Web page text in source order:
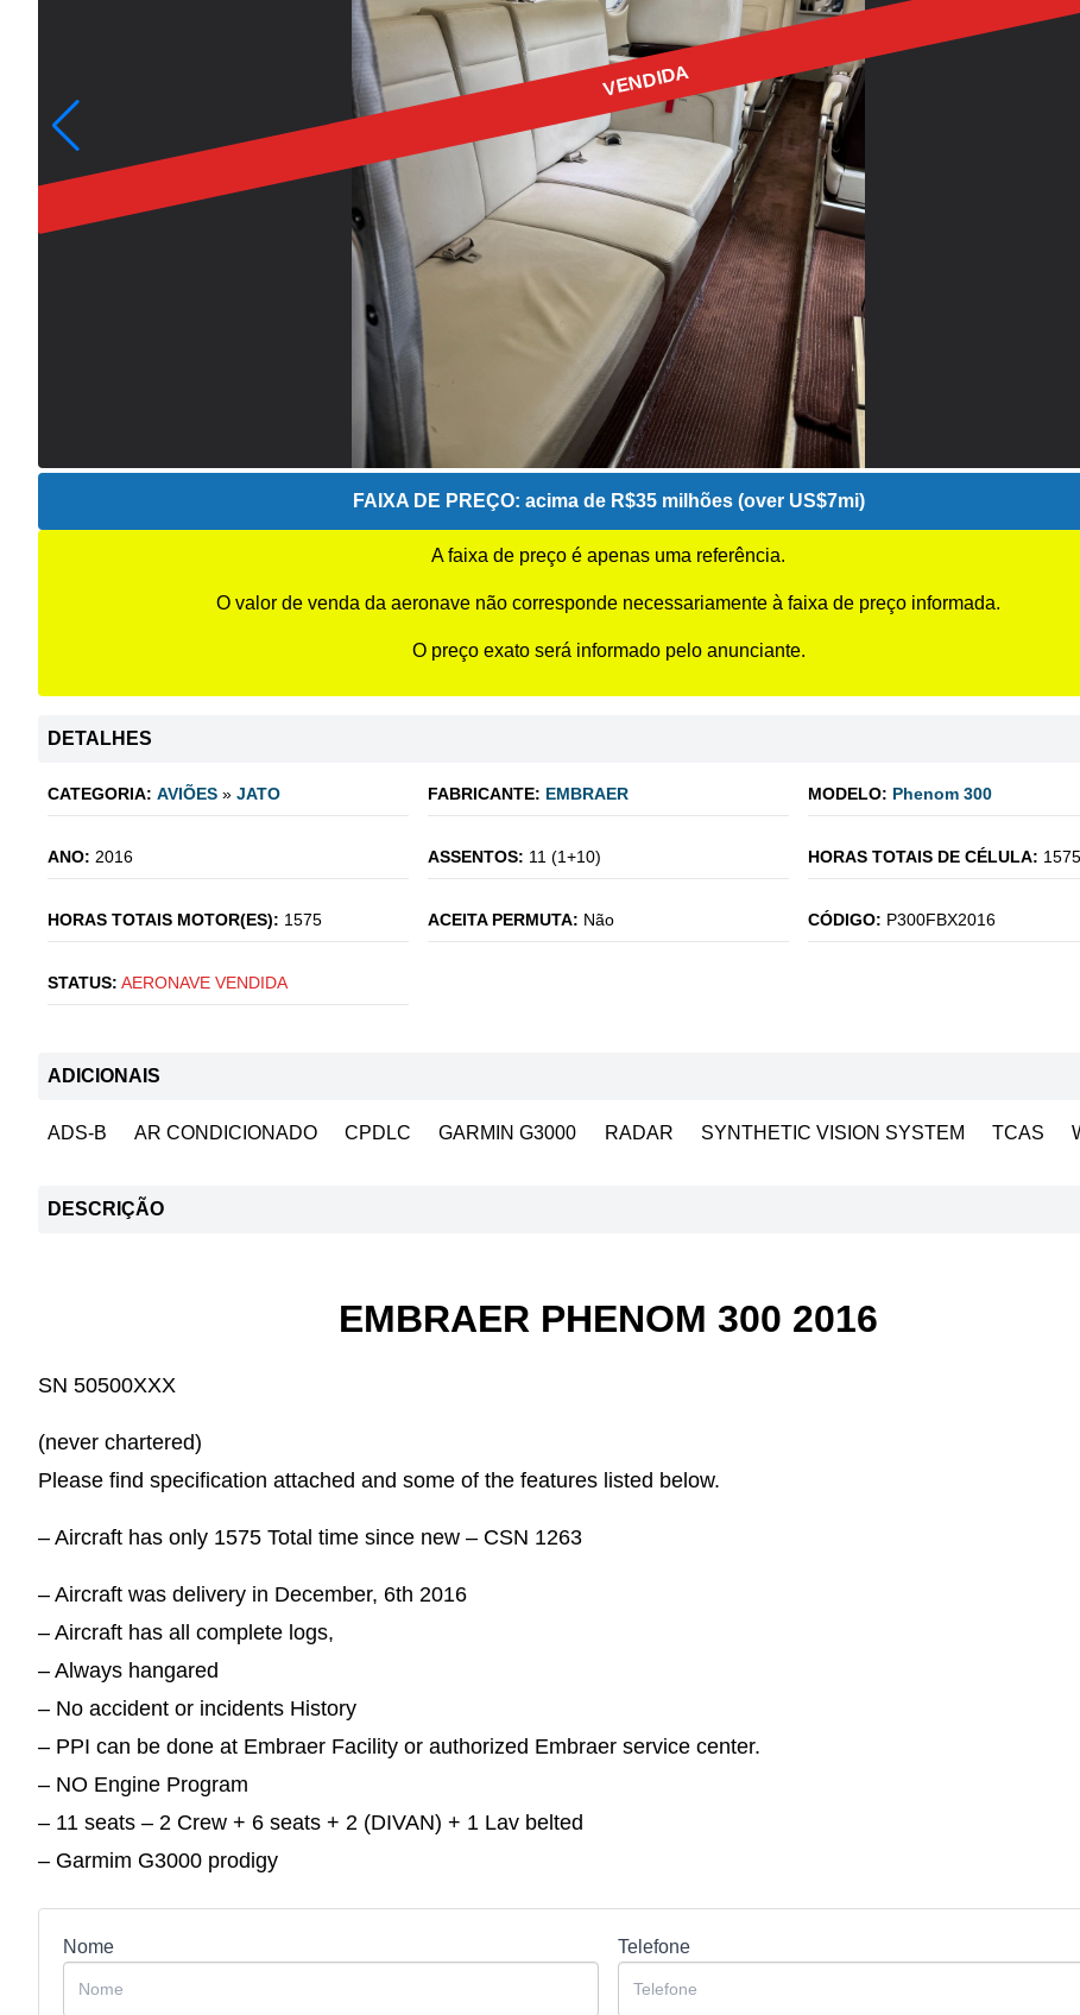
VENDIDA
FAIXA DE PREÇO: acima de R$35 milhões (over US$7mi)
A faixa de preço é apenas uma referência.
O valor de venda da aeronave não corresponde necessariamente à faixa de preço informada.
O preço exato será informado pelo anunciante.
DETALHES
CATEGORIA: AVIÕES » JATO FABRICANTE: EMBRAER MODELO: Phenom 300
ANO: 2016 ASSENTOS: 11 (1+10) HORAS TOTAIS DE CÉLULA: 1575
HORAS TOTAIS MOTOR(ES): 1575 ACEITA PERMUTA: Não CÓDIGO: P300FBX2016
STATUS: AERONAVE VENDIDA
ADICIONAIS
ADS-B AR CONDICIONADO CPDLC GARMIN G3000 RADAR SYNTHETIC VISION SYSTEM TCAS
DESCRIÇÃO
EMBRAER PHENOM 300 2016
SN 50500XXX
(never chartered)
Please find specification attached and some of the features listed below.
– Aircraft has only 1575 Total time since new – CSN 1263
– Aircraft was delivery in December, 6th 2016
– Aircraft has all complete logs,
– Always hangared
– No accident or incidents History
– PPI can be done at Embraer Facility or authorized Embraer service center.
– NO Engine Program
– 11 seats – 2 Crew + 6 seats + 2 (DIVAN) + 1 Lav belted
– Garmim G3000 prodigy
Nome Telefone